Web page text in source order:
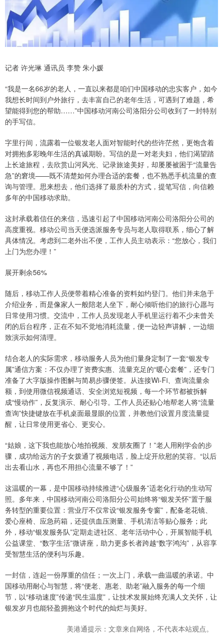
记者 许光琳 通讯员 李赞 朱小媛
“我是一名66岁的老人，一直以来都是咱们中国移动的忠实客户，如今
我想长时间到户外旅行，去丰富自己的老年生活，可遇到了难题，希
望能得到您的帮助……”中国移动河南公司洛阳分公司收到了一封特别
的手写信。
字里行间，流露着一位银发老人面对智能时代的些许茫然，更饱含着
对拥抱多彩晚年生活的真诚期盼。写信的是一对老夫妇，他们渴望踏
上长途旅程，去欣赏山河风光、记录旅途美好，却屡屡被困于“流量告
急”的窘境——既不清楚如何办理合适的套餐，也不熟悉手机流量的查
询与管理。思来想去，他们选择了最质朴的方式，提笔写信，向信赖
多年的中国移动求助。
这封承载着信任的来信，迅速引起了中国移动河南公司洛阳分公司的
高度重视。移动公司当天便选派服务专员与老人取得联系，细心了解
具体情况。考虑到二老外出不便，工作人员主动表示：“您放心，我们
上门为您办理！”
展开剩余56%
随后，移动工作人员便带着精心准备的资料如约登门。他们并未急于
介绍业务，而是像家人一般陪老人坐下，耐心倾听他们的旅行心愿与
日常使用习惯。交流中，工作人员发现老人手机里运行着不少未曾关
闭的后台程序，正在不知不觉地消耗流量，便一边轻声讲解，一边细
致演示如何清理。
结合老人的实际需求，移动服务人员为他们量身定制了一套“银发专
属”通信方案：不仅办理了资费实惠、流量充足的“暖心套餐”，还专门
准备了大字版操作图解与简易步骤便签。从连接Wi-Fi、查询流量余
额，到使用微信视频通话、安全浏览短视频，每一个环节都被拆解
成“慢动作”，反复演示、耐心引导。工作人员还贴心地帮老人将“流量
查询”快捷键放在手机桌面最显眼的位置，并教他们设置月度流量提
醒，让日常使用更省心、更安心。
“姑娘，这下我也能放心地拍视频、发朋友圈了！”老人用刚学会的步
骤，成功给远方的子女拨通了视频电话，脸上绽开欣慰的笑容。“以后
出去看山水，再也不用担心流量不够了！”
这温暖的一幕，是中国移动持续推进“心级服务”适老化行动的生动写
照。多年来，中国移动河南公司洛阳分公司始终将“银发关怀”置于服
务转型的重要位置：营业厅不仅常设“银发服务专窗”，配备老花镜、
爱心座椅、应急药箱，还提供血压测量、手机清洁等贴心服务；此
外，移动“银发服务队”定期走进社区、老年活动中心，开展智能手机
公益课堂、“数字生活”微讲座，助力更多长者跨越“数字鸿沟”，从容享
受智慧生活的便利与乐趣。
一封信，连起一份厚重的信任；一次上门，承载一曲温暖的承诺。中
国移动用耐心与智慧，将“便老、惠老、助老”融入服务的每一个细
节，以“移动速度”传递“民生温度”，让技术发展始终充满人文关怀，让
银发岁月也能轻盈拥抱这个时代的灿烂与美好。
美港通提示：文章来自网络，不代表本站观点。